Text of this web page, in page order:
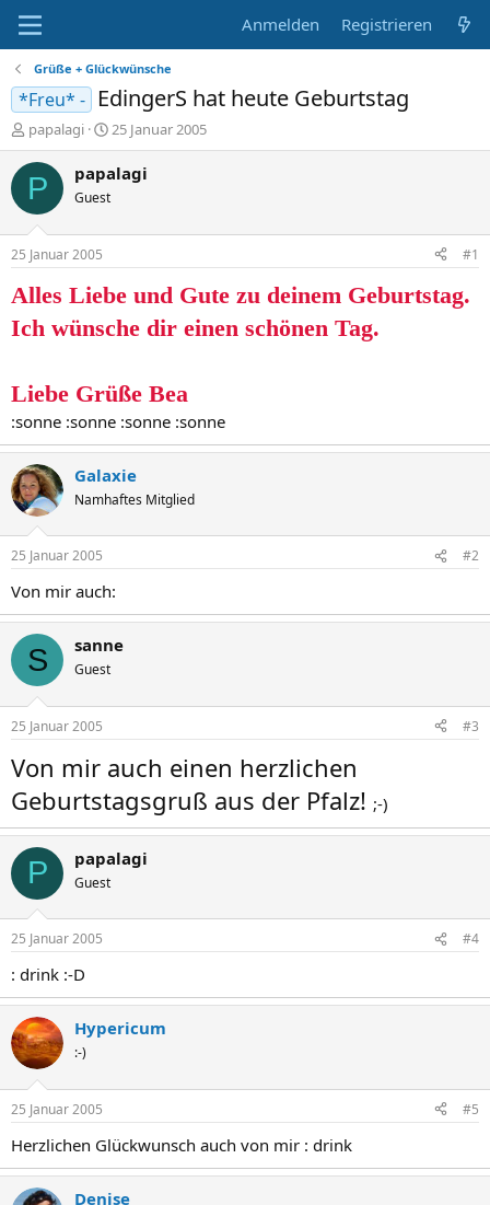
Anmelden Registrieren
Grüße + Glückwünsche
*Freu* - EdingerS hat heute Geburtstag
E
r
s
e
r
papalagi
E
r
s
t
m
25 Januar 2005
P papalagi
Guest
25 Januar 2005 #1
Alles Liebe und Gute zu deinem Geburtstag.
Ich wünsche dir einen schönen Tag.
Liebe Grüße Bea
:sonne :sonne :sonne :sonne
Galaxie
Namhaftes Mitglied
25 Januar 2005 #2
Von mir auch:
S sanne
Guest
25 Januar 2005 #3
Von mir auch einen herzlichen
Geburtstagsgruß aus der Pfalz! ;-)
P papalagi
Guest
25 Januar 2005 #4
: drink :-D
Hypericum
:-)
25 Januar 2005 #5
Herzlichen Glückwunsch auch von mir : drink
Denise